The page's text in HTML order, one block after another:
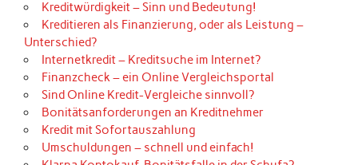
Kreditwürdigkeit – Sinn und Bedeutung!
Kreditieren als Finanzierung, oder als Leistung –
Unterschied?
Internetkredit – Kreditsuche im Internet?
Finanzcheck – ein Online Vergleichsportal
Sind Online Kredit-Vergleiche sinnvoll?
Bonitätsanforderungen an Kreditnehmer
Kredit mit Sofortauszahlung
Umschuldungen – schnell und einfach!